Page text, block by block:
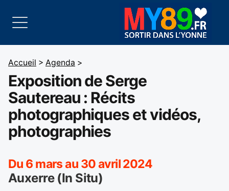
Accueil > Agenda >
Exposition de Serge
Sautereau : Récits
photographiques et vidéos,
photographies
Du 6 mars au 30 avril 2024
Auxerre (In Situ)